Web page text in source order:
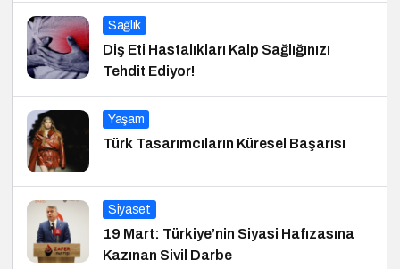
Sağlık
Diş Eti Hastalıkları Kalp Sağlığınızı
Tehdit Ediyor!
Yaşam
Türk Tasarımcıların Küresel Başarısı
Siyaset
19 Mart: Türkiye’nin Siyasi Hafızasına
Kazınan Sivil Darbe